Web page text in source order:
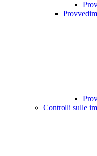
Controlli sulle